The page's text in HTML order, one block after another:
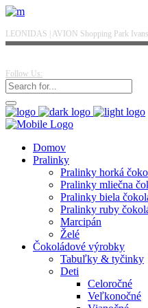
LEONIDAS | AVION Shopping Park
Follow Us:
Domov
Pralinky
Pralinky horká
Pralinky mliečna
Pralinky biela
Pralinky ruby
Marcipán
Želé
Čokoládové výrobky
Tabuľky & tyčinky
Deti
Celoročné
Veľkonočné